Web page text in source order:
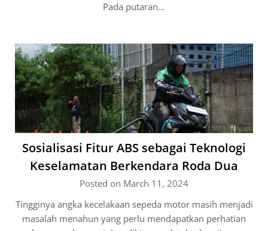
Pada putaran…
Sosialisasi Fitur ABS sebagai Teknologi
Keselamatan Berkendara Roda Dua
Posted on March 11, 2024
Tingginya angka kecelakaan sepeda motor masih menjadi
masalah menahun yang perlu mendapatkan perhatian